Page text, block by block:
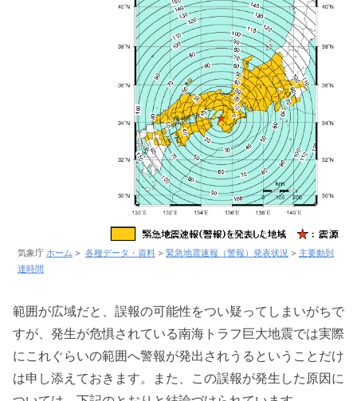
気象庁 ホーム > 各種データ・資料 > 緊急地震速報（警報）発表状況 > 主要動到
達時間
範囲が広域だと、誤報の可能性をつい疑ってしまいがちで
すが、発生が危惧されている南海トラフ巨大地震では実際
にこれぐらいの範囲へ警報が発出されうるということだけ
は申し添えておきます。また、この誤報が発生した原因に